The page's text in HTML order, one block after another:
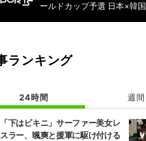
ールドカップ予選 日本×韓国
ランキング
24時間 週間
「下はビキニ」サーファー美女レ
スラー、颯爽と援軍に駆け付ける